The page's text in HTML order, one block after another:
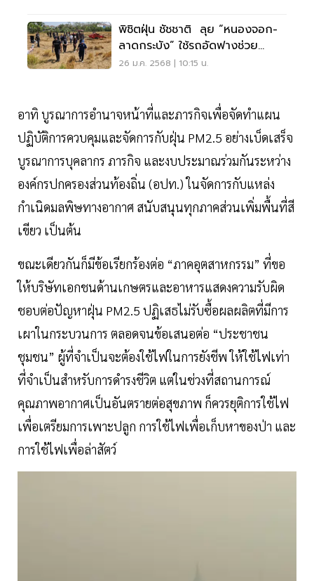
พิชิตฝุ่น ชัชชาติ ลุย “หนองจอก-
ลาดกระบัง” ใช้รถอัดฟางช่วย
ชาวนาลดเผาตอซัง
26 ม.ค. 2568 | 10:15 น.
อาทิ บูรณาการอำนาจหน้าที่และภารกิจเพื่อจัดทำแผน
ปฏิบัติการควบคุมและจัดการกับฝุ่น PM2.5 อย่างเบ็ดเสร็จ
บูรณาการบุคลากร ภารกิจ และงบประมาณร่วมกันระหว่าง
องค์กรปกครองส่วนท้องถิ่น (อปท.) ในจัดการกับแหล่ง
กำเนิดมลพิษทางอากาศ สนับสนุนทุกภาคส่วนเพิ่มพื้นที่สี
เขียว เป็นต้น
ขณะเดียวกันก็มีข้อเรียกร้องต่อ “ภาคอุตสาหกรรม” ที่ขอ
ให้บริษัทเอกชนด้านเกษตรและอาหารแสดงความรับผิด
ชอบต่อปัญหาฝุ่น PM2.5 ปฏิเสธไม่รับซื้อผลผลิตที่มีการ
เผาในกระบวนการ ตลอดจนข้อเสนอต่อ “ประชาชน
ชุมชน” ผู้ที่จำเป็นจะต้องใช้ไฟในการยังชีพ ให้ใช้ไฟเท่า
ที่จำเป็นสำหรับการดำรงชีวิต แต่ในช่วงที่สถานการณ์
คุณภาพอากาศเป็นอันตรายต่อสุขภาพ ก็ควรยุติการใช้ไฟ
เพื่อเตรียมการเพาะปลูก การใช้ไฟเพื่อเก็บหาของป่า และ
การใช้ไฟเพื่อล่าสัตว์